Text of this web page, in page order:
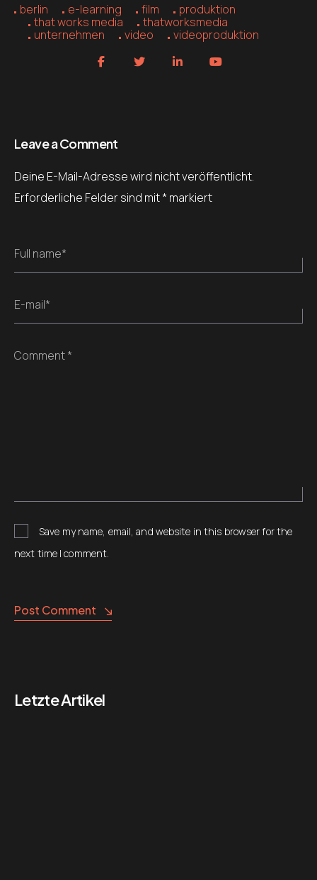
berlin e-learning film
produktion
that works media
thatworksmedia
unternehmen
video videoproduktion
Leave a Comment
Deine E-Mail-Adresse wird nicht veröffentlicht.
Erforderliche Felder sind mit* markiert
Full name*
E-mail*
Comment *
Save my name, email, and website in this browser for the
next time I comment.
Post Comment
Letzte Artikel